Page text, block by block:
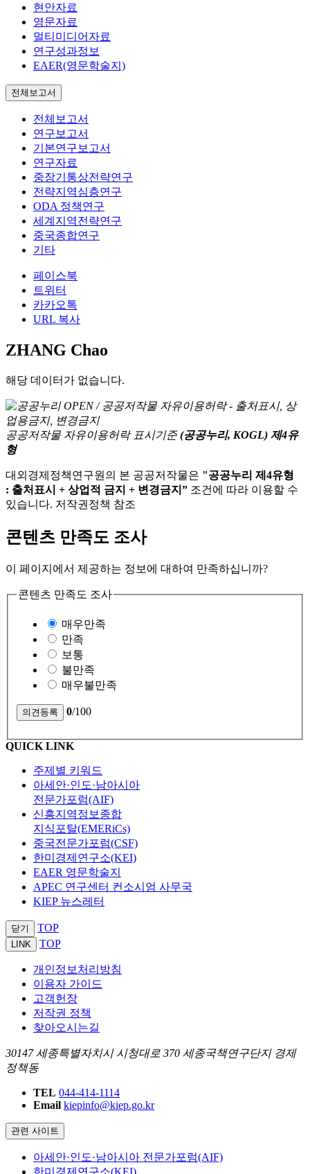
현안자료
영문자료
멀티미디어자료
연구성과정보
EAER(영문학술지)
전체보고서
전체보고서
연구보고서
기본연구보고서
연구자료
중장기통상전략연구
전략지역심층연구
ODA 정책연구
세계지역전략연구
중국종합연구
기타
페이스북
트위터
카카오톡
URL 복사
ZHANG Chao
해당 데이터가 없습니다.
공공저작물 자유이용허락 표시기준 (공공누리, KOGL) 제4유
형
대외경제정책연구원의 본 공공저작물은 "공공누리 제4유형
: 출처표시 + 상업적 금지 + 변경금지” 조건에 따라 이용할 수
있습니다. 저작권정책 참조
콘텐츠 만족도 조사
이 페이지에서 제공하는 정보에 대하여 만족하십니까?
콘텐츠 만족도 조사
매우만족
만족
보통
불만족
매우불만족
0/100
QUICK LINK
주제별 키워드
아세안·인도·남아시아
전문가포럼(AIF)
신흥지역정보종합
지식포탈(EMERiCs)
중국전문가포럼(CSF)
한미경제연구소(KEI)
EAER 영문학술지
APEC 연구센터 컨소시엄 사무국
KIEP 뉴스레터
닫기 TOP
LINK TOP
개인정보처리방침
이용자 가이드
고객헌장
저작권 정책
찾아오시는길
30147 세종특별자치시 시청대로 370 세종국책연구단지 경제
정책동
TEL 044-414-1114
Email kiepinfo@kiep.go.kr
관련 사이트
아세안·인도·남아시아 전문가포럼(AIF)